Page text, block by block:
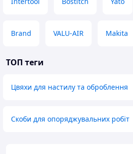
Brand VALU-AIR Makita
ТОП теги
Цвяхи для настилу та оброблення
Скоби для опоряджувальних робіт